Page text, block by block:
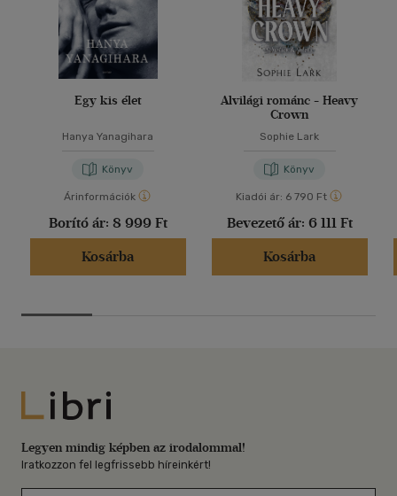
Egy kis élet
Hanya Yanagihara
Könyv
Árinformációk
Borító ár: 8 999 Ft
Kosárba
Alvilági románc - Heavy
Crown
Sophie Lark
Könyv
Kiadói ár: 6 790 Ft
Bevezető ár: 6 111 Ft
Kosárba
Libri
Legyen mindig képben az irodalommal!
Iratkozzon fel legfrissebb híreinkért!